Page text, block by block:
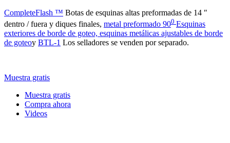
CompleteFlash ™ Botas de esquinas altas preformadas de 14 ″
dentro / fuera y diques finales, metal preformado 900 Esquinas
exteriores de borde de goteo, esquinas metálicas ajustables de borde
de goteoy BTL-1 Los selladores se venden por separado.
Muestra gratis
Muestra gratis
Compra ahora
Videos